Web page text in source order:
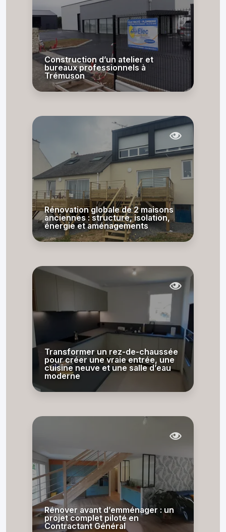
Construction d’un atelier et
bureaux professionnels à
Trémuson
Rénovation globale de 2 maisons
anciennes : structure, isolation,
énergie et aménagements
Transformer un rez-de-chaussée
pour créer une vraie entrée, une
cuisine neuve et une salle d’eau
moderne
Rénover avant d’emménager : un
projet complet piloté en
Contractant Général